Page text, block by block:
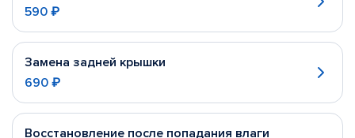
590 ₽
Замена задней крышки
690 ₽
Восстановление после попадания влаги